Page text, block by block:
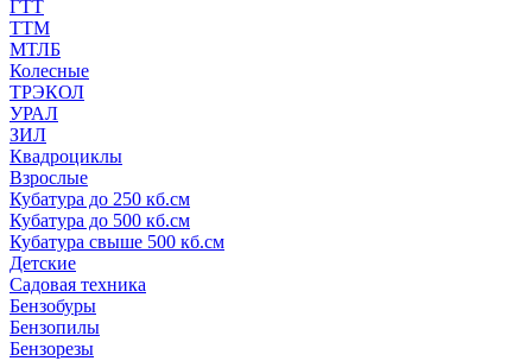
ГТТ
ТТМ
МТЛБ
Колесные
ТРЭКОЛ
УРАЛ
ЗИЛ
Квадроциклы
Взрослые
Кубатура до 250 кб.см
Кубатура до 500 кб.см
Кубатура свыше 500 кб.см
Детские
Садовая техника
Бензобуры
Бензопилы
Бензорезы